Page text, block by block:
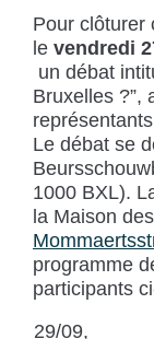
Pour clôturer
le vendredi
un débat
Bruxelles ?”,
Le débat se
1000 BXL).
la Maison
programme
participants
29/09,